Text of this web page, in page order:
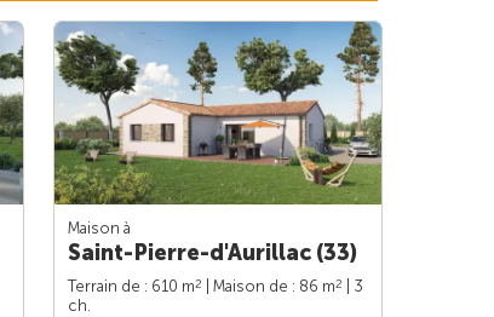
Maison à
Saint-Pierre-d'Aurillac (33)
Terrain de : 610 m2 | Maison de : 86 m2
| 3
ch.